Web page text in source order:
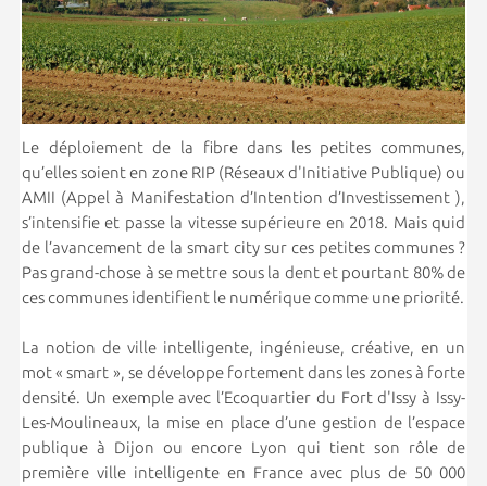
Le déploiement de la fibre dans les petites communes,
qu’elles soient en zone RIP (Réseaux d'Initiative Publique) ou
AMII (Appel à Manifestation d’Intention d’Investissement ),
s’intensifie et passe la vitesse supérieure en 2018. Mais quid
de l’avancement de la smart city sur ces petites communes ?
Pas grand-chose à se mettre sous la dent et pourtant 80% de
ces communes identifient le numérique comme une priorité.
La notion de ville intelligente, ingénieuse, créative, en un
mot « smart », se développe fortement dans les zones à forte
densité. Un exemple avec l’Ecoquartier du Fort d'Issy à Issy-
Les-Moulineaux, la mise en place d’une gestion de l’espace
publique à Dijon ou encore Lyon qui tient son rôle de
première ville intelligente en France avec plus de 50 000